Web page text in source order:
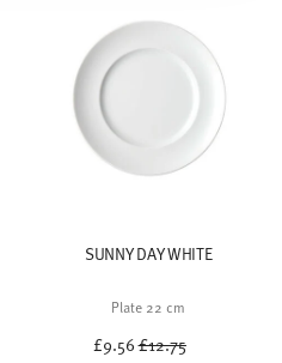
SUNNY DAY WHITE
Plate 22 cm
£9.56Price reduced from
£12.75